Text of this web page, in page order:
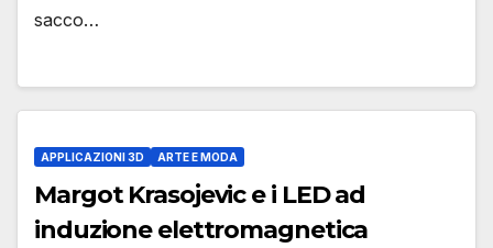
sacco…
APPLICAZIONI 3D ARTE E MODA
Margot Krasojevic e i LED ad
induzione elettromagnetica